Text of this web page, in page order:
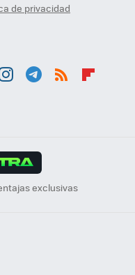
de privacidad
exclusivas